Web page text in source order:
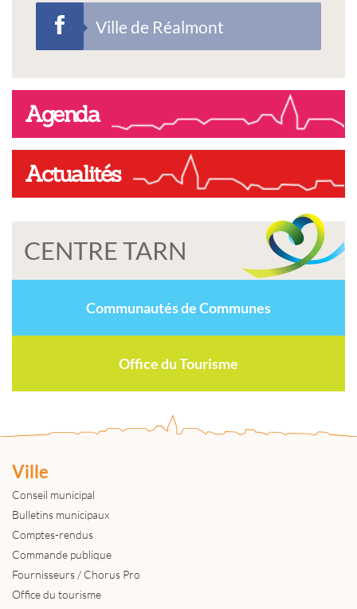
Ville de Réalmont
Agenda
Actualités
CENTRE TARN
Communautés de Communes
Office du Tourisme
Ville
Conseil municipal
Bulletins municipaux
Comptes-rendus
Commande publique
Fournisseurs / Chorus Pro
Office du tourisme